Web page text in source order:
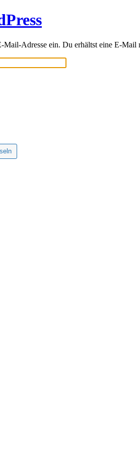
Adresse ein. Du erhältst eine E-